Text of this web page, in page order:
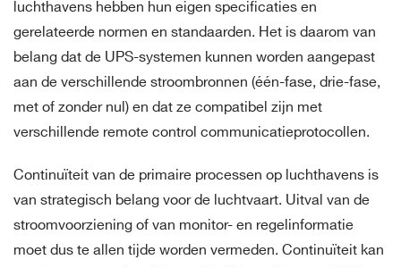
luchthavens hebben hun eigen specificaties en
gerelateerde normen en standaarden. Het is daarom van
belang dat de UPS-systemen kunnen worden aangepast
aan de verschillende stroombronnen (één-fase, drie-fase,
met of zonder nul) en dat ze compatibel zijn met
verschillende remote control communicatieprotocollen.
Continuïteit van de primaire processen op luchthavens is
van strategisch belang voor de luchtvaart. Uitval van de
stroomvoorziening of van monitor- en regelinformatie
moet dus te allen tijde worden vermeden. Continuïteit kan